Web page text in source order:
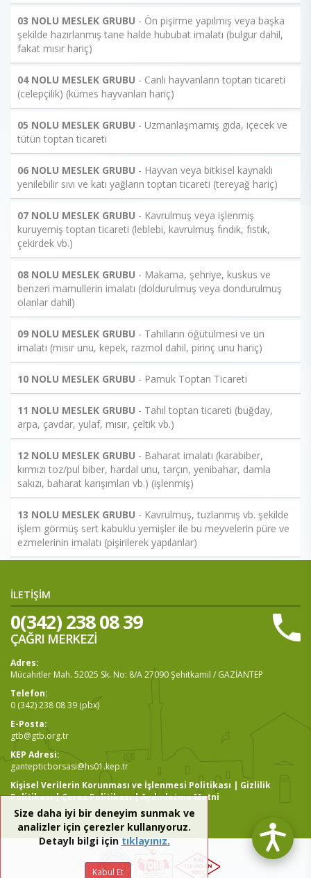
03 NOLU MESLEK GRUBU - Ön pişirme yapılmış veya başka
şekilde hazırlanmış tane halde hububat imalatı (bulgur dahil,
fakat mısır hariç)
04 NOLU MESLEK GRUBU - Canlı hayvanların toptan ticareti
(celepçilik) (kümes hayvanları hariç)
05 NOLU MESLEK GRUBU - Uzmanlaşmamış gıda, içecek ve
tütün toptan ticareti
06 NOLU MESLEK GRUBU - Hayvan veya bitkisel kaynaklı
yenilebilir sıvı ve katı yağların toptan ticareti (tereyağ hariç)
07 NOLU MESLEK GRUBU - Kavrulmuş veya işlenmiş
kuruyemiş toptan ticareti (leblebi, kavrulmuş fındık, fıstık,
çekirdek vb.)
08 NOLU MESLEK GRUBU - Makarna, şehriye, kuskus ve
benzeri mamullerin imalatı (doldurulmuş veya dondurulmuş
olanlar dahil)
09 NOLU MESLEK GRUBU - Tahılların öğütülmesi ve un
imalatı (mısır unu, kepek, razmol dahil, pirinç unu hariç)
10 NOLU MESLEK GRUBU - Pamuk Toptan Ticareti
11 NOLU MESLEK GRUBU - Tahıl toptan ticareti (buğday,
arpa, çavdar, yulaf, mısır, çeltik vb.)
12 NOLU MESLEK GRUBU - Baharat imalatı (karabiber,
kırmızı toz/pul biber, hardal unu, tarçın, yenibahar, damla
sakızı, baharat karışımları vb.) (işlenmiş)
13 NOLU MESLEK GRUBU - Kavrulmuş, tuzlanmış vb. şekilde
işlem görmüş sert kabuklu yemişler ile bu meyvelerin püre ve
ezmelerinin imalatı (pişirilerek yapılanlar)
İLETİŞİM
0(342) 238 08 39
ÇAĞRI MERKEZİ
Adres:
Mücahitler Mah. 52025 Sk. No: 8/A 27090 Şehitkamil / GAZİANTEP
Telefon:
0 (342) 238 08 39 (pbx)
E-Posta:
gtb@gtb.org.tr
KEP Adresi:
gantepticborsasi@hs01.kep.tr
Kişisel Verilerin Korunması ve İşlenmesi Politikası | Gizlilik
Politikası|Çerez Politikası|Aydınlatma Metni
Size daha iyi bir deneyim sunmak ve
analizler için çerezler kullanıyoruz.
Detaylı bilgi içintıklayınız.
Kabul Et